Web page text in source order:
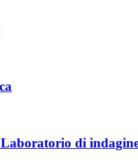
di